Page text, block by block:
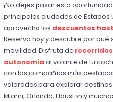
¡No dejes pasar esta
principales ciudades de Estados
aprovecha los descuentos
Reserva hoy y descubre por qué
movilidad. Disfruta de
autonomía al volante de tu
con las compañías más
valorados para explorar destinos
Miami, Orlando, Houston y